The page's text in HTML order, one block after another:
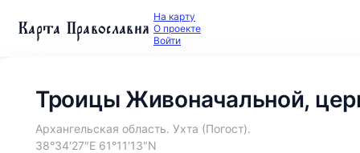
Карта Православия На карту
О проекте
Войти
Троицы Живоначальной,
Архангельская область. Ухта (Погост).
38°34′27″E 61°11′13″N